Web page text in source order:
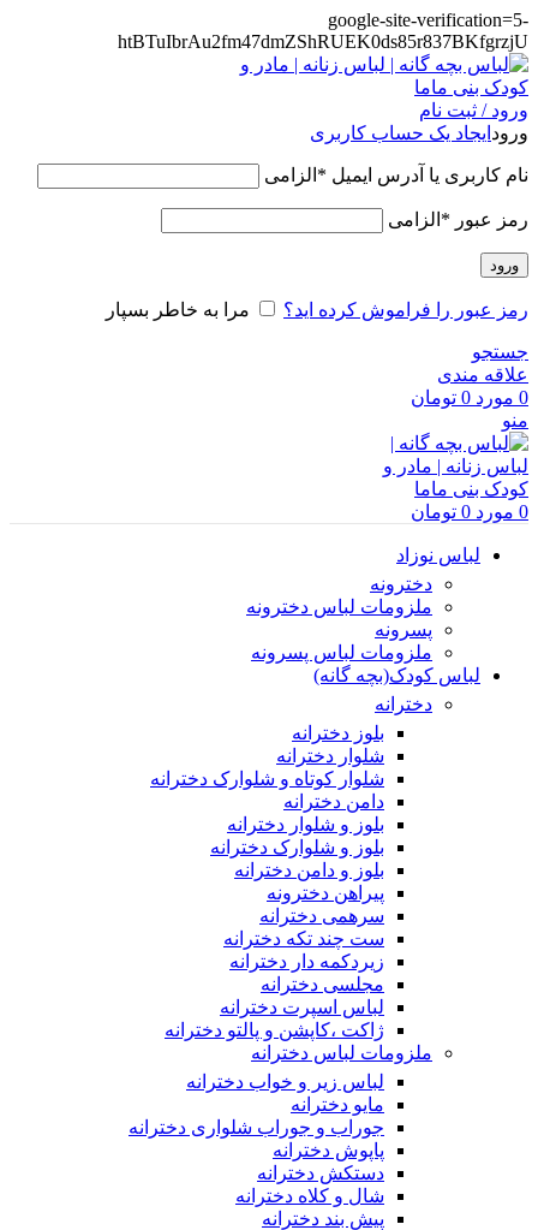
google-site-verification=5-
htBTuIbrAu2fm47dmZShRUEK0ds85r837BKfgrzjU
ورود / ثبت نام
ورود ایجاد یک حساب کاربری
نام کاربری یا آدرس ایمیل * الزامی
رمز عبور * الزامی
ورود
رمز عبور را فراموش کرده اید؟ مرا به خاطر بسپار
جستجو
علاقه مندی
0 مورد 0 تومان
منو
0 مورد 0 تومان
لباس نوزاد
دخترونه
ملزومات لباس دخترونه
پسرونه
ملزومات لباس پسرونه
لباس کودک(بچه گانه)
دخترانه
بلوز دخترانه
شلوار دخترانه
شلوار کوتاه و شلوارک دخترانه
دامن دخترانه
بلوز و شلوار دخترانه
بلوز و شلوارک دخترانه
بلوز و دامن دخترانه
پیراهن دخترونه
سرهمی دخترانه
ست چند تکه دخترانه
زیردکمه دار دخترانه
مجلسی دخترانه
لباس اسپرت دخترانه
ژاکت ،کاپشن و پالتو دخترانه
ملزومات لباس دخترانه
لباس زیر و خواب دخترانه
مایو دخترانه
جوراب و جوراب شلواری دخترانه
پاپوش دخترانه
دستکش دخترانه
شال و کلاه دخترانه
پیش بند دخترانه